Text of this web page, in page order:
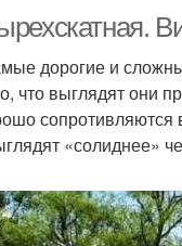
дорогие и
что выглядят они
«солиднее»